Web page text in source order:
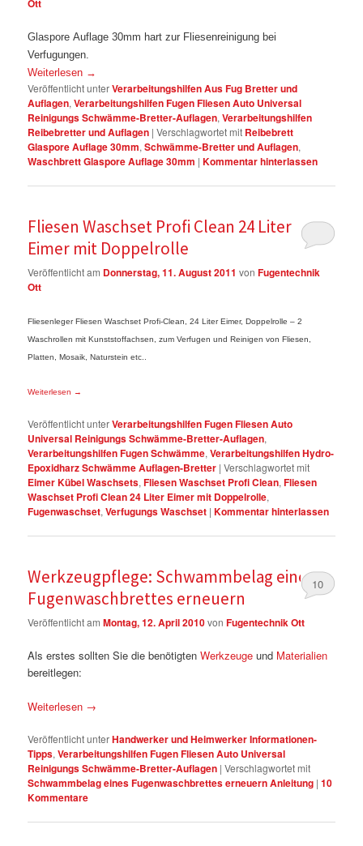
Ott
Glaspore Auflage 30mm hart zur Fliesenreinigung bei
Verfugungen.
Weiterlesen →
Veröffentlicht unterVerarbeitungshilfen Aus Fug Bretter und
Auflagen,Verarbeitungshilfen Fugen Fliesen Auto Universal
Reinigungs Schwämme-Bretter-Auflagen,Verarbeitungshilfen
Reibebretter und Auflagen |Verschlagwortet mit Reibebrett
Glaspore Auflage 30mm,Schwämme-Bretter und Auflagen,
Waschbrett Glaspore Auflage 30mm |Kommentar hinterlassen
Fliesen Waschset Profi Clean 24 Liter
Eimer mit Doppelrolle
Veröffentlicht am Donnerstag, 11. August 2011 vonFugentechnik
Ott
Fliesenleger Fliesen Waschset Profi-Clean, 24 Liter Eimer, Doppelrolle – 2
Waschrollen mit Kunststoffachsen , zum Verfugen und Reinigenvon Fliesen,
Platten, Mosaik, Naturstein etc..
Weiterlesen →
Veröffentlicht unterVerarbeitungshilfen Fugen Fliesen Auto
Universal Reinigungs Schwämme-Bretter-Auflagen,
Verarbeitungshilfen Fugen Schwämme,Verarbeitungshilfen Hydro-
Epoxidharz Schwämme Auflagen-Bretter |Verschlagwortet mit
Eimer Kübel Waschsets,Fliesen Waschset Profi Clean,Fliesen
Waschset Profi Clean 24 Liter Eimer mit Doppelrolle,
Fugenwaschset,Verfugungs Waschset |Kommentar hinterlassen
Werkzeugpflege: Schwammbelag eines
Fugenwaschbrettes erneuern
Veröffentlicht amMontag, 12. April 2010vonFugentechnik Ott
10
Als erstes sollten Sie die benötigtenWerkzeuge und Materialien
bereitlegen:
Weiterlesen →
Veröffentlicht unterHandwerker und Heimwerker Informationen-
Tipps,Verarbeitungshilfen Fugen Fliesen Auto Universal
Reinigungs Schwämme-Bretter-Auflagen |Verschlagwortet mit
Schwammbelag eines Fugenwaschbrettes erneuern Anleitung |10
Kommentare